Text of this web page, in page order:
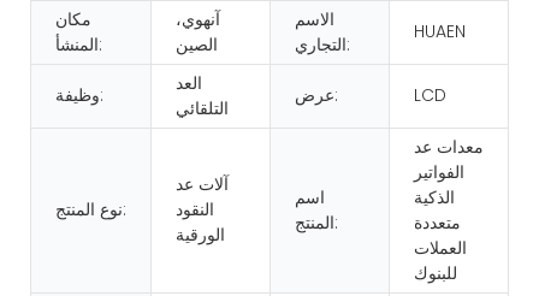
مكان
المنشأ:
آنهوي،
الصين
الاسم
التجاري:
HUAEN
وظيفة:
العد
التلقائي
عرض: LCD
نوع المنتج:
آلات عد
النقود
الورقية
اسم
المنتج:
معدات عد
الفواتير
الذكية
متعددة
العملات
للبنوك